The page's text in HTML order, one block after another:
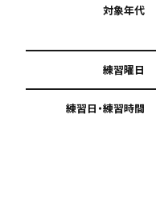
対象年代
練習曜日
練習日・練習時間